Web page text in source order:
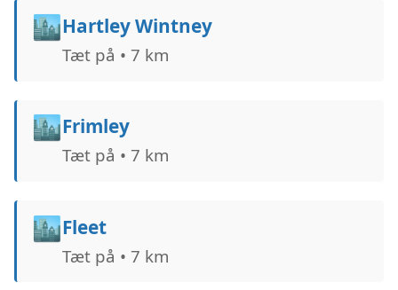
🏙️Hartley Wintney
Tæt på • 7 km
🏙️Frimley
Tæt på • 7 km
🏙️Fleet
Tæt på • 7 km